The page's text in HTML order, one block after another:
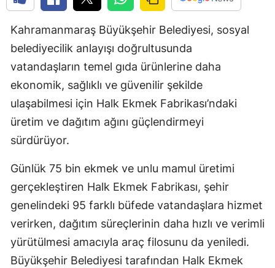
Kahramanmaraş Büyükşehir Belediyesi, sosyal
belediyecilik anlayışı doğrultusunda
vatandaşların temel gıda ürünlerine daha
ekonomik, sağlıklı ve güvenilir şekilde
ulaşabilmesi için Halk Ekmek Fabrikası’ndaki
üretim ve dağıtım ağını güçlendirmeyi
sürdürüyor.
Günlük 75 bin ekmek ve unlu mamul üretimi
gerçekleştiren Halk Ekmek Fabrikası, şehir
genelindeki 95 farklı büfede vatandaşlara hizmet
verirken, dağıtım süreçlerinin daha hızlı ve verimli
yürütülmesi amacıyla araç filosunu da yeniledi.
Büyükşehir Belediyesi tarafından Halk Ekmek